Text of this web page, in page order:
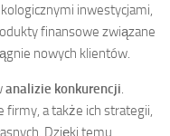
inwestycjami,
finansowe związane
nowych klientów.
analizie konkurencji.
firmy, a także ich strategii,
Dzięki temu